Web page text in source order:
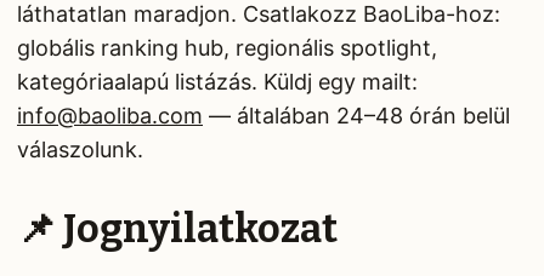
láthatatlan maradjon. Csatlakozz BaoLiba-hoz:
globális ranking hub, regionális spotlight,
kategóriaalapú listázás. Küldj egy mailt:
info@baoliba.com — általában 24–48 órán belül
válaszolunk.
📌 Jognyilatkozat